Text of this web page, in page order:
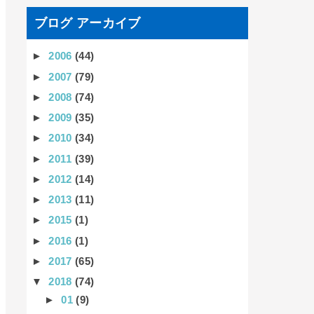
ブログ アーカイブ
►2006(44)
►2007(79)
►2008(74)
►2009(35)
►2010(34)
►2011(39)
►2012(14)
►2013(11)
►2015(1)
►2016(1)
►2017(65)
▼2018(74)
►01(9)